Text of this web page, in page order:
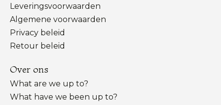
Leveringsvoorwaarden
Algemene voorwaarden
Privacy beleid
Retour beleid
Over ons
What are we up to?
What have we been up to?